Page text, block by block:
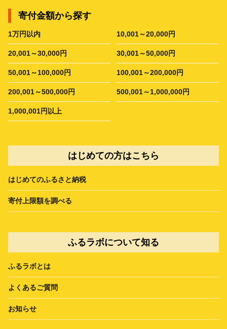
寄付金額から探す
1万円以内 10,001～20,000円
20,001～30,000円 30,001～50,000円
50,001～100,000円 100,001～200,000円
200,001～500,000円 500,001～1,000,000円
1,000,001円以上
はじめての方はこちら
はじめてのふるさと納税
寄付上限額を調べる
ふるラボについて知る
ふるラボとは
よくあるご質問
お知らせ